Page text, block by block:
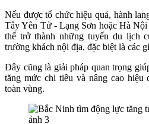
Nếu được tổ chức hiệu quả, hành
Tây Yên Tử - Lạng Sơn hoặc Hà
thể trở thành những tuyến du lịch
trường khách nội địa, đặc biệt là các
Đây cũng là giải pháp quan trọng
tăng mức chi tiêu và nâng cao hiệu
toàn vùng.